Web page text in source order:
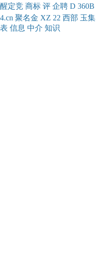
醒定竞 商标 评 企聘 D 360B
4.cn 聚名金 XZ 22 西部 玉集
表 信息 中介 知识